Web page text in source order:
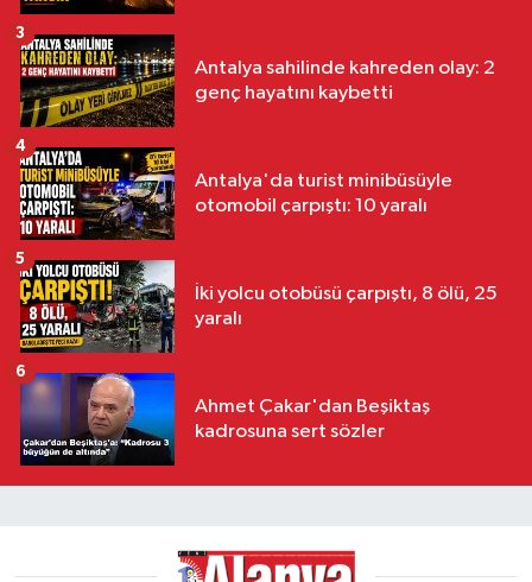
Antalya sahilinde kahreden olay: 2
genç hayatını kaybetti
3
Antalya'da turist minibüsüyle
otomobil çarpıştı: 10 yaralı
4
İki yolcu otobüsü çarpıştı, 8 ölü, 25
yaralı
5
Ahmet Çakar'dan Beşiktaş
kadrosuna sert sözler
6